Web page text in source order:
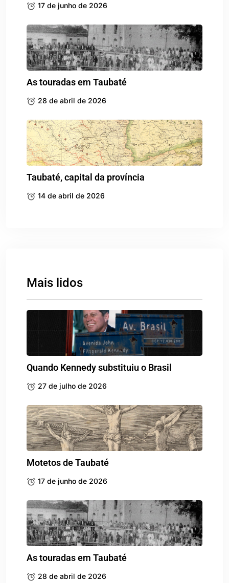
17 de junho de 2026
As touradas em Taubaté
28 de abril de 2026
Taubaté, capital da província
14 de abril de 2026
Mais lidos
Quando Kennedy substituiu o Brasil
27 de julho de 2026
Motetos de Taubaté
17 de junho de 2026
As touradas em Taubaté
28 de abril de 2026